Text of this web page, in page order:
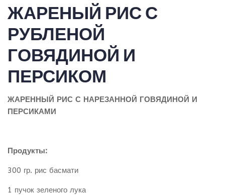
ЖАРЕНЫЙ РИС С
РУБЛЕНОЙ
ГОВЯДИНОЙ И
ПЕРСИКОМ
ЖАРЕННЫЙ РИС С НАРЕЗАННОЙ ГОВЯДИНОЙ И
ПЕРСИКАМИ
Продукты:
300 гр. рис басмати
1 пучок зеленого лука